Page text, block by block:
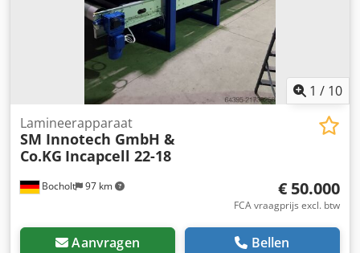
1 / 10
Bocholt 97 km
Lamineerapparaat
SM Innotech GmbH &
Co.KG Incapcell 22-18
€ 50.000
FCA vraagprijs excl. btw
Aanvragen Bellen